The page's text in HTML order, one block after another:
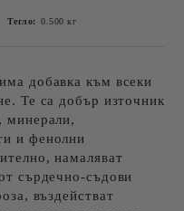
Тегло: 0.500 кг
добавка към всеки
Те са добър източник
минерали,
и фенолни
намаляват
сърдечно-съдови
въздействат